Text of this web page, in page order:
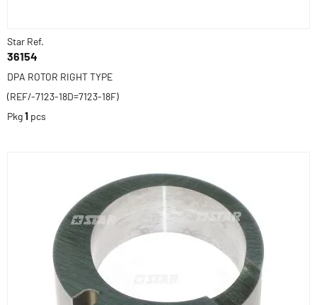
Star Ref.
36154
DPA ROTOR RIGHT TYPE
(REF/-7123-18D=7123-18F)
Pkg1 pcs